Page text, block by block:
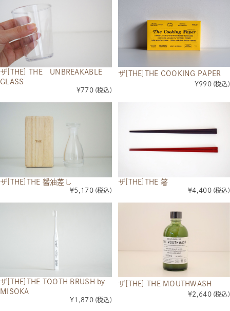
ザ[THE] THE UNBREAKABLE
GLASS
¥770 (税込)
ザ[THE]THE COOKING PAPER
¥990 (税込)
ザ[THE]THE 醤油差し
¥5,170 (税込)
ザ[THE]THE 箸
¥4,400 (税込)
ザ[THE]THE TOOTH BRUSH by
MISOKA
¥1,870 (税込)
ザ[THE] THE MOUTHWASH
¥2,640 (税込)